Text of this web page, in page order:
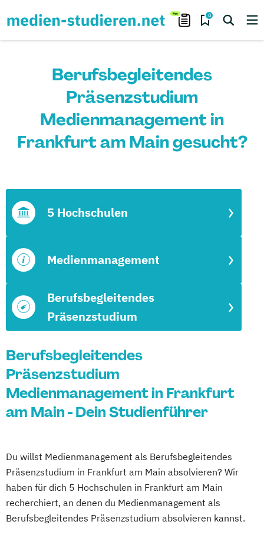
0
Berufsbegleitendes
Präsenzstudium
Medienmanagement in
Frankfurt am Main gesucht?
Berufsbegleitendes
Präsenzstudium
Medienmanagement
5 Hochschulen
Berufsbegleitendes
Präsenzstudium
Medienmanagement in Frankfurt
am Main - Dein Studienführer
Du willst Medienmanagement als Berufsbegleitendes
Präsenzstudium in Frankfurt am Main absolvieren? Wir
haben für dich 5 Hochschulen in Frankfurt am Main
recherchiert, an denen du Medienmanagement als
Berufsbegleitendes Präsenzstudium absolvieren kannst.